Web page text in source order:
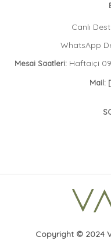
Canlı
WhatsApp
Mesai Saatleri: Haftaiçi
Mail:
Copyright © 2024